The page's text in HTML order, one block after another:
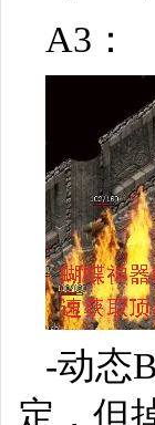
A3：
-动态
定，但